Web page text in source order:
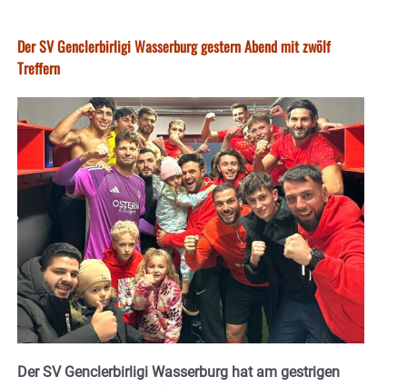
Der SV Genclerbirligi Wasserburg gestern Abend mit zwölf
Treffern
Der SV Genclerbirligi Wasserburg hat am gestrigen